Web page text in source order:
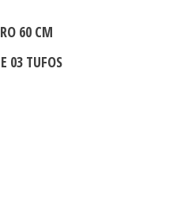
60 CM
03 TUFOS